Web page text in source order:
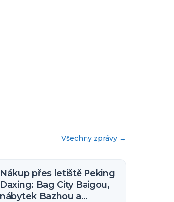
Všechny zprávy →
Nákup přes letiště Peking
Daxing: Bag City Baigou,
nábytek Bazhou a